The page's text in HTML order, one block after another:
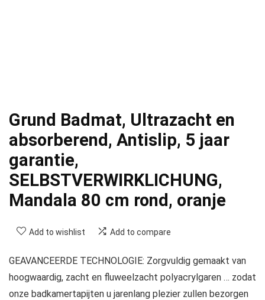
Grund Badmat, Ultrazacht en
absorberend, Antislip, 5 jaar
garantie,
SELBSTVERWIRKLICHUNG,
Mandala 80 cm rond, oranje
Add to wishlist Add to compare
GEAVANCEERDE TECHNOLOGIE: Zorgvuldig gemaakt van
hoogwaardig, zacht en fluweelzacht polyacrylgaren … zodat
onze badkamertapijten u jarenlang plezier zullen bezorgen